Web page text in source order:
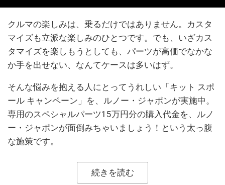
クルマの楽しみは、乗るだけではありません。カスタ
マイズも立派な楽しみのひとつです。でも、いざカス
タマイズを楽しもうとしても、パーツが高価でなかな
か手を出せない、なんてケースは多いはず。
そんな悩みを抱える人にとってうれしい「キット スポ
ール キャンペーン」を、ルノー・ジャポンが実施中。
専用のスペシャルパーツ15万円分の購入代金を、ルノ
ー・ジャポンが面倒みちゃいましょう！という太っ腹
な施策です。
続きを読む